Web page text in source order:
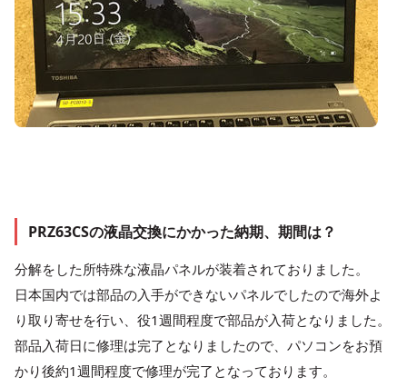
PRZ63CSの液晶交換にかかった納期、期間は？
分解をした所特殊な液晶パネルが装着されておりました。
日本国内では部品の入手ができないパネルでしたので海外よ
り取り寄せを行い、役1週間程度で部品が入荷となりました。
部品入荷日に修理は完了となりましたので、パソコンをお預
かり後約1週間程度で修理が完了となっております。